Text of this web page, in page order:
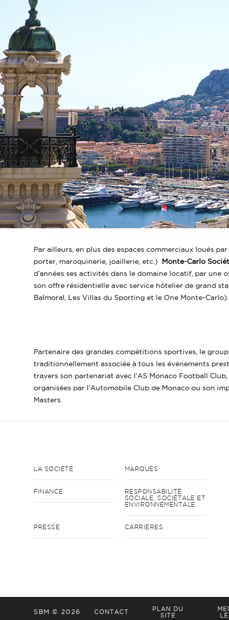
Par ailleurs, en plus des espaces commerciaux loués
porter, maroquinerie, joaillerie, etc.) Monte-Carlo
d’années ses activités dans le domaine locatif, par
son offre résidentielle avec service hôtelier de grand
Balmoral, Les Villas du Sporting et le One Monte-Carlo).
Partenaire des grandes compétitions sportives, le
traditionnellement associée à tous les événements
travers son partenariat avec l’AS Monaco Football
organisées par l’Automobile Club de Monaco ou son
Masters.
LA SOCIÉTÉ MARQUES
FINANCE
RESPONSABILITÉ
SOCIALE, SOCIÉTALE ET
ENVIRONNEMENTALE
PRESSE CARRIÈRES
CONTACT
PLAN DU
SITE
SBM © 2026